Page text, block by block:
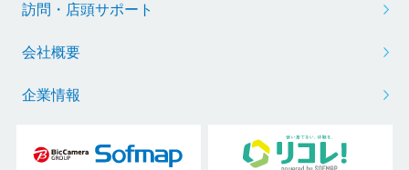
訪問・店頭サポート
会社概要
企業情報